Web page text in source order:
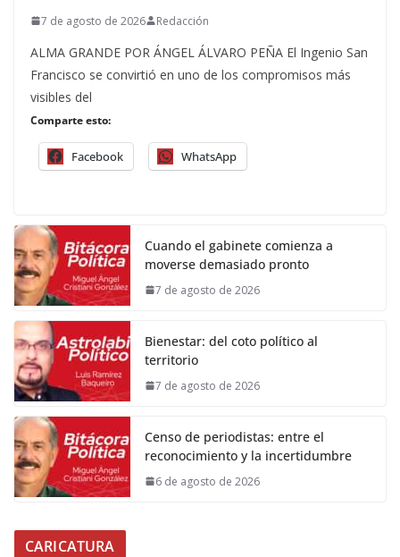
7 de agosto de 2026 Redacción
ALMA GRANDE POR ÁNGEL ÁLVARO PEÑA El Ingenio San
Francisco se convirtió en uno de los compromisos más
visibles del
Comparte esto:
Facebook WhatsApp
Cuando el gabinete comienza a
moverse demasiado pronto
7 de agosto de 2026
Bienestar: del coto político al
territorio
7 de agosto de 2026
Censo de periodistas: entre el
reconocimiento y la incertidumbre
6 de agosto de 2026
CARICATURA